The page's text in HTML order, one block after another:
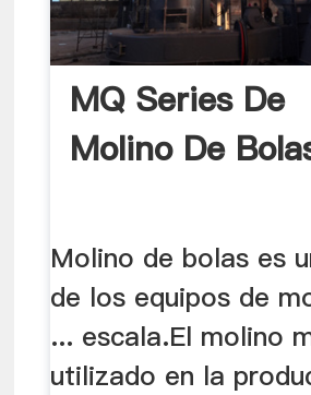
MQ Series De
Molino De
Molino de bolas es
de los equipos de
... escala.El molino
utilizado en la